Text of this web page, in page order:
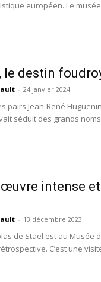
européen. Le
le destin
- 24 janvier 2024
pairs Jean-René
séduit des grands
œuvre intense et
- 13 décembre 2023
de Staël est au Musée
C’est une